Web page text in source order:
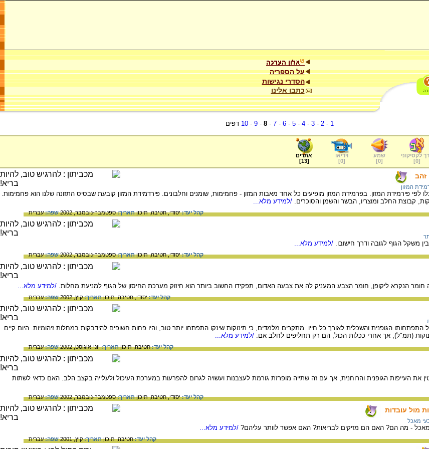
על הספריה
הסדרי נגישות
כתבו אלינו
1
-
2
-
3
-
4
-
5
-
6
-
7
-
8
-
9
-
10 דפים
לקסיקוני
[
0
]
שמע
[
0
]
וידיאו
[
0
]
אתרים
[
13
]
המזון
לפי פירמידת המזון. בפרמידת המזון מופיעים כל אחד מאבות המזון - פחמימות, שומנים וחלבונים. פירדמידת המזון קובעת שבסיס התזונה שלנו הוא פחמימות.
קבוצת החלב ומוצריו, הבשר והשמן והסוכרים. /למידע מלא...
קהל יעד:יסודי,חטיבה,תיכוןתאריך:ספטמבר-נובמבר, 2002 שפה:עברית
/למידע מלא...
קהל יעד:יסודי,חטיבה,תיכוןתאריך:ספטמבר-נובמבר, 2002 שפה:עברית
חומר הנקרא ליקופן, חומר הצבע המעניק לה את צבעה האדום, תפקידו החשוב ביותר הוא חיזוק מערכת החיסון של הגוף למניעת מחלות. /למידע מלא...
קהל יעד:יסודי,חטיבה,תיכוןתאריך:קיץ, 2002 שפה:עברית
הגופנית והשכלית לאורך כל חייו. מתקרים מלמדים, כי תינוקות שינקו התפתחו יותר טוב, והיו פחות חשופים להידבקות במחלות זיהומיות. היום קיים
(תמ"ל), אך אחרי ככלות הכול, הם רק תחליפים לחלב אם. /למידע מלא...
קהל יעד:חטיבה,תיכוןתאריך:יוני-אוגוסט, 2002 שפה:עברית
את העייפות הגופנית והרוחנית, אך עם זה שתייה מופרזת גורמת לעצבנות ועשויה לגרום להפרעות במערכת העיכול ולעלייה בקצב הלב. האם כדאי לשתות
קהל יעד:יסודי,חטיבה,תיכוןתאריך:ספטמבר-נובמבר, 2002 שפה:עברית
מול עובדות
מאכל
מאכל - מה הם? האם הם מזיקים לבריאות? האם אפשר לוותר עליהם? /למידע מלא...
קהל יעד:חטיבה,תיכוןתאריך:קיץ, 2001 שפה:עברית